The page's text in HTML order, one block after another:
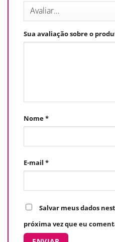
Sua avaliação sobre o
Nome*
E-mail *
Salvar meus dados
próxima vez que eu